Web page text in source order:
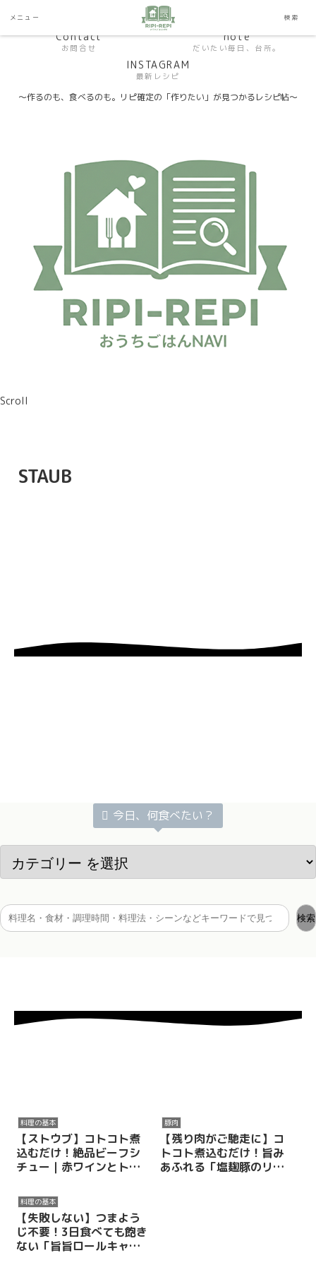
〜作るのも、食べるのも。リピ確定の「作りたい」が見つかるレシピ帖〜
Scroll
Contact
お問合せ
note
だいたい毎日、台所。
INSTAGRAM
最新レシピ
STAUB
今日、何食べたい？
検索
料理の基本
【ストウブ】コトコト煮
込むだけ！絶品ビーフシ
チュー｜赤ワインとトマ
豚肉
【残り肉がご馳走に】コ
トコト煮込むだけ！旨み
あふれる「塩麹豚のリエ
料理の基本
【失敗しない】つまよう
じ不要！3日食べても飽き
ない「旨旨ロールキャベ
メニュー 検索